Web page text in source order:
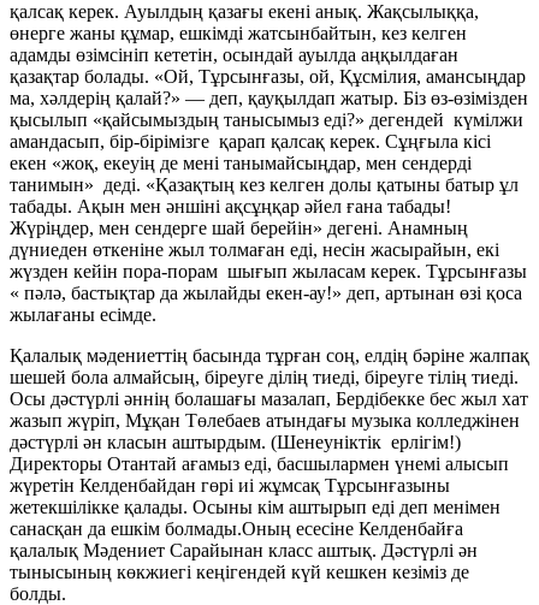
қалсақ керек. Ауылдың қазағы екені анық. Жақсылыққа,
өнерге жаны құмар, ешкімді жатсынбайтын, кез келген
адамды өзімсініп кететін, осындай ауылда аңқылдаған
қазақтар болады. «Ой, Тұрсынғазы, ой, Құсмілия, амансыңдар
ма, хәлдерің қалай?» — деп, қауқылдап жатыр. Біз өз-өзімізден
қысылып «қайсымыздың танысымыз еді?» дегендей күмілжи
амандасып, бір-бірімізге қарап қалсақ керек. Сұңғыла кісі
екен «жоқ, екеуің де мені танымайсыңдар, мен сендерді
танимын» деді. «Қазақтың кез келген долы қатыны батыр ұл
табады. Ақын мен әншіні ақсұңқар әйел ғана табады!
Жүріңдер, мен сендерге шай берейін» дегені. Анамның
дүниеден өткеніне жыл толмаған еді, несін жасырайын, екі
жүзден кейін пора-порам шығып жыласам керек. Тұрсынғазы
« пәлә, бастықтар да жылайды екен-ау!» деп, артынан өзі қоса
жылағаны есімде.
Қалалық мәдениеттің басында тұрған соң, елдің бәріне жалпақ
шешей бола алмайсың, біреуге ділің тиеді, біреуге тілің тиеді.
Осы дәстүрлі әннің болашағы мазалап, Бердібекке бес жыл хат
жазып жүріп, Мұқан Төлебаев атындағы музыка колледжінен
дәстүрлі ән класын аштырдым. (Шенеуніктік ерлігім!)
Директоры Отантай ағамыз еді, басшылармен үнемі алысып
жүретін Келденбайдан гөрі иі жұмсақ Тұрсынғазыны
жетекшілікке қалады. Осыны кім аштырып еді деп менімен
санасқан да ешкім болмады.Оның есесіне Келденбайға
қалалық Мәдениет Сарайынан класс аштық. Дәстүрлі ән
тынысының көкжиегі кеңігендей күй кешкен кезіміз де
болды.